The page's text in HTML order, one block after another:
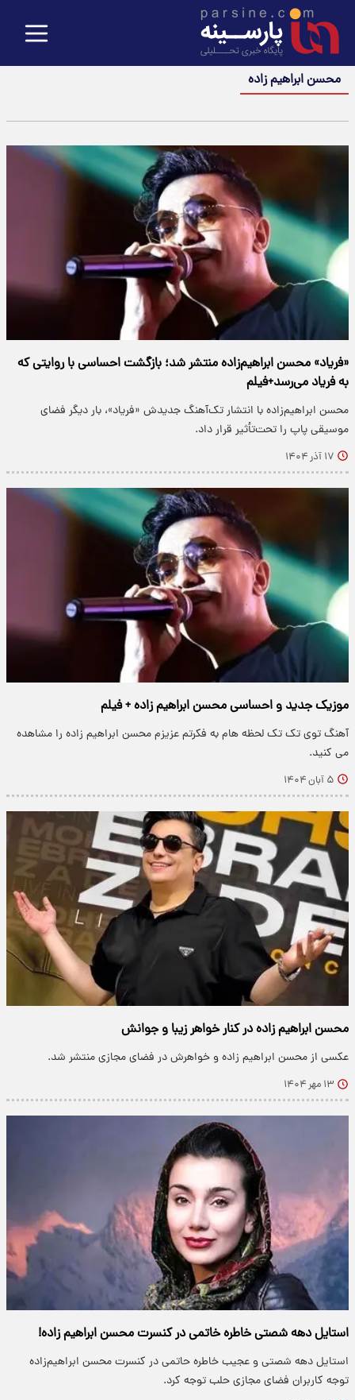
محسن ابراهیم زاده
«فریاد» محسن ابراهیم‌زاده منتشر شد؛ بازگشت احساسی با روایتی که
به فریاد می‌رسد+فیلم
محسن ابراهیم‌زاده با انتشار تک‌آهنگ جدیدش «فریاد»، بار دیگر فضای
موسیقی پاپ را تحت‌تأثیر قرار داد.
۱۷ آذر ۱۴۰۴
موزیک جدید و احساسی محسن ابراهیم زاده + فیلم
آهنگ توی تک تک لحظه هام به فکرتم عزیزم محسن ابراهیم زاده را مشاهده
می کنید.
۵ آبان ۱۴۰۴
محسن ابراهیم زاده در کنار خواهر زیبا و جوانش
عکسی از محسن ابراهیم زاده و خواهرش در فضای مجازی منتشر شد.
۱۳ مهر ۱۴۰۴
استایل دهه شصتی خاطره خاتمی در کنسرت محسن ابراهیم زاده!
استایل دهه شصتی و عجیب خاطره حاتمی در کنسرت محسن ابراهیم‌زاده
توجه کاربران فضای مجازی حلب توجه کرد.